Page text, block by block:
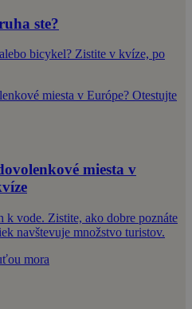
ste?
bicykel? Zistite v kvíze, po
miesta v
k vode. Zistite, ako dobre poznáte
navštevuje množstvo turistov.